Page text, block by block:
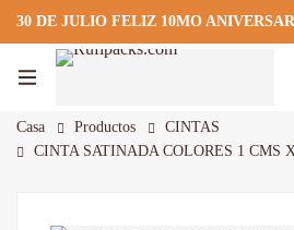
30 DE JULIO FELIZ 10MO
922 295 403 922 295 403
Casa Productos
CINTAS
CINTA SATINADA COLORES 1 CMS